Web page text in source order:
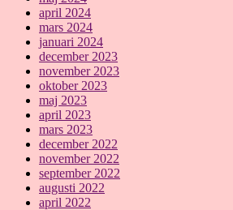
april 2024
mars 2024
januari 2024
december 2023
november 2023
oktober 2023
maj 2023
april 2023
mars 2023
december 2022
november 2022
september 2022
augusti 2022
april 2022